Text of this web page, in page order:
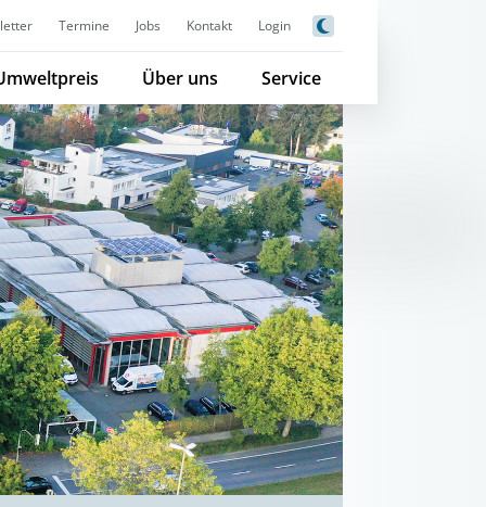
Termine Jobs Kontakt Login
Über uns Service